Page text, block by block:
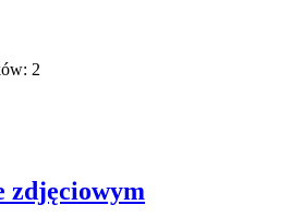
2
zdjęciowym